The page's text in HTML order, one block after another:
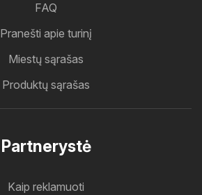
FAQ
Pranešti apie turinį
Miestų sąrašas
Produktų sąrašas
Partnerystė
Kaip reklamuoti